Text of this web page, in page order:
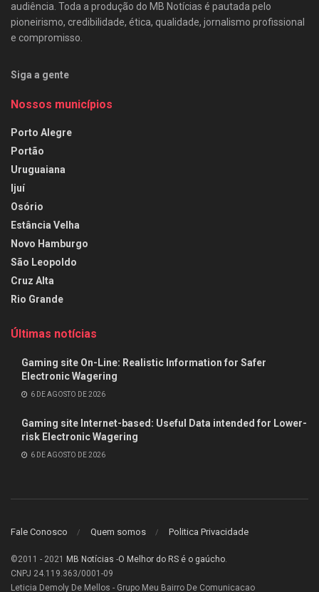
audiência. Toda a produção do MB Notícias é pautada pelo
pioneirismo, credibilidade, ética, qualidade, jornalismo profissional
e compromisso.
Siga a gente
Nossos municípios
Porto Alegre
Portão
Uruguaiana
Ijuí
Osório
Estância Velha
Novo Hamburgo
São Leopoldo
Cruz Alta
Rio Grande
Últimas notícias
Gaming site On-Line: Realistic Information for Safer
Electronic Wagering
6 DE AGOSTO DE 2026
Gaming site Internet-based: Useful Data intended for Lower-
risk Electronic Wagering
6 DE AGOSTO DE 2026
Fale Conosco Quem somos Politica Privacidade
©2011 - 2021 MB Notícias -O Melhor do RS é o gaúcho.
CNPJ 24.119.363/0001-09
Leticia Demoly De Mellos - Grupo Meu Bairro De Comunicacao